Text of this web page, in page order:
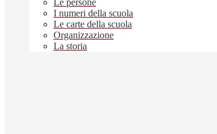
Le persone
I numeri della scuola
Le carte della scuola
Organizzazione
La storia